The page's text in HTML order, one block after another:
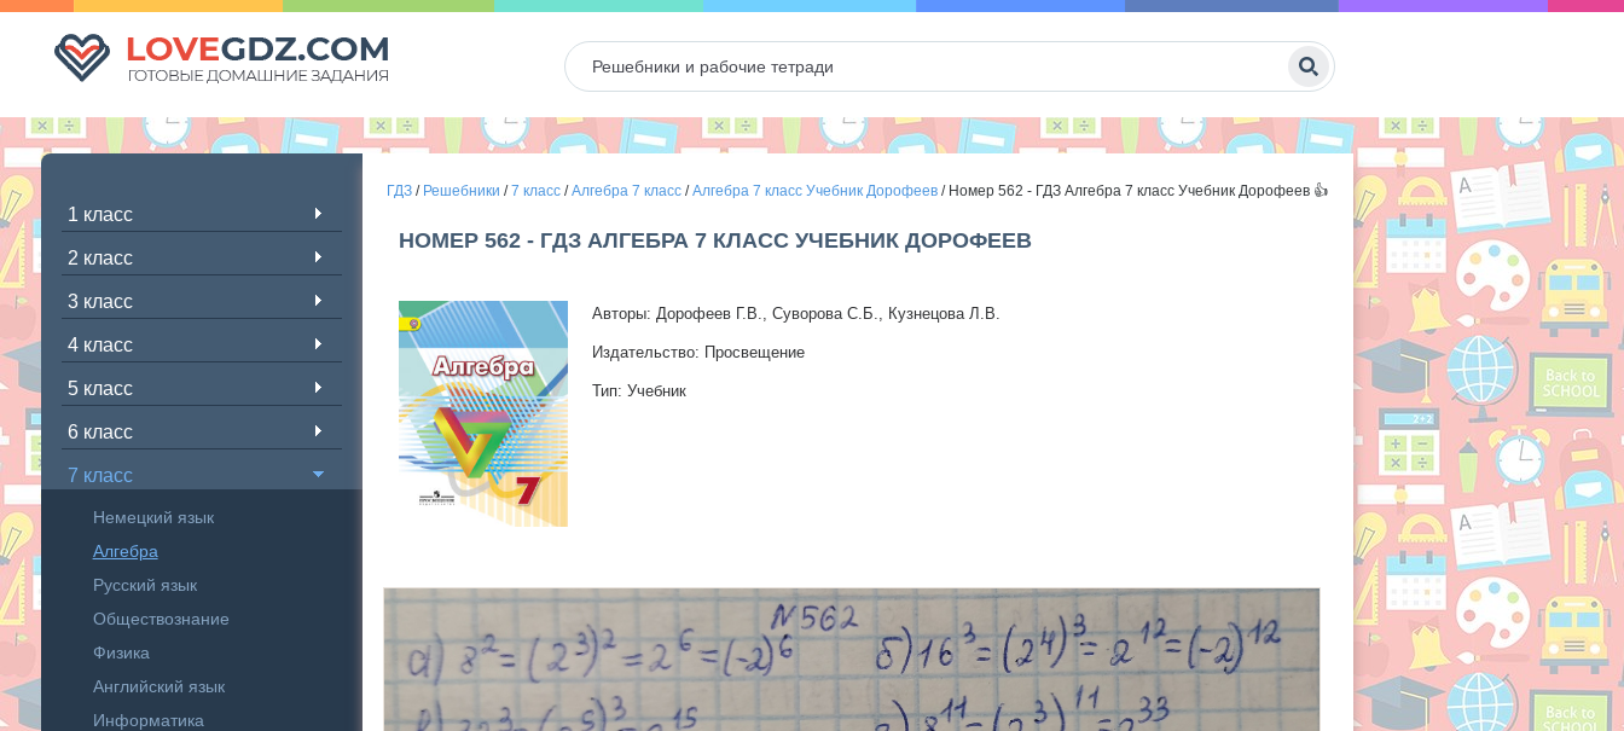
1 класс
2 класс
3 класс
4 класс
5 класс
6 класс
7 класс
Немецкий язык
Алгебра
Русский язык
Обществознание
Физика
Английский язык
Информатика
ГДЗ/ Решебники /7 класс/Алгебра 7 класс/Алгебра 7 класс Учебник Дорофеев/ Номер 562 - ГДЗ Алгебра 7 класс Учебник Дорофеев 👍
НОМЕР 562 - ГДЗ АЛГЕБРА 7 КЛАСС УЧЕБНИК ДОРОФЕЕВ
Авторы: Дорофеев Г.В., Суворова С.Б., Кузнецова Л.В.
Издательство: Просвещение
Тип: Учебник